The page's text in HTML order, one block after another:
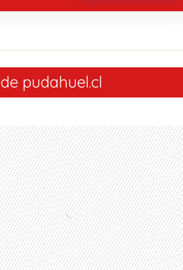
de pudahuel.cl